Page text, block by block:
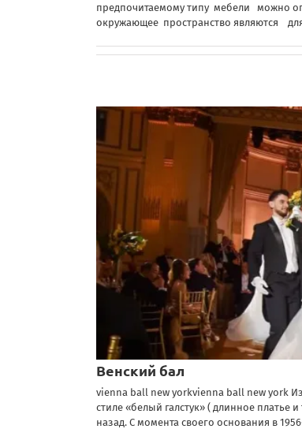
предпочитаемому типу мебели можно
окружающее пространство являются
Венский бал
vienna ball new yorkvienna ball new york
стиле «белый галстук» ( длинное
назад. С момента своего основания в